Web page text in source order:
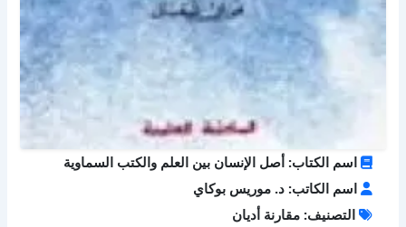
اسم الكتاب: أصل الإنسان بين العلم والكتب السماوية
اسم الكاتب: د. موريس بوكاي
التصنيف: مقارنة أديان